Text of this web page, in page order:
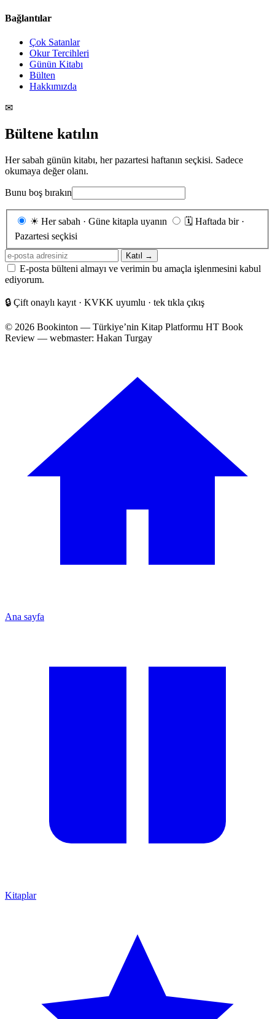
Bağlantılar
Çok Satanlar
Okur Tercihleri
Günün Kitabı
Bülten
Hakkımızda
✉
Bültene katılın
Her sabah günün kitabı, her pazartesi haftanın seçkisi. Sadece
okumaya değer olanı.
Bunu boş bırakın
Gönderim
☀ Her sabah · Güne kitapla uyanın 🗓 Haftada bir ·
Pazartesi seçkisi
E-
posta
adresiniz
Katıl →
E-posta bülteni almayı ve verimin bu amaçla işlenmesini kabul
ediyorum.
🔒 Çift onaylı kayıt · KVKK uyumlu · tek tıkla çıkış
© 2026 Bookinton — Türkiye’nin Kitap Platformu HT Book
Review — webmaster: Hakan Turgay
Ana sayfa
Kitaplar